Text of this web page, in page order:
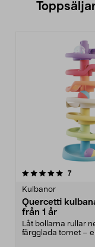
7
Kulbanor
Quercetti
från 1 år
Låt bollarna rullar
färgglada tornet –
3.5 av 5